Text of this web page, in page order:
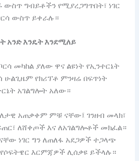
ግብይቶችን የሚያረጋግጥበት፣ ነገር
ውስጥ ይቀራሉ።
አንድ እንዴት እንደሚለይ
መካከል ያለው ዋና ልዩነት የኢንተርኔት
ሁልጊዜም የክሪፕቶ ምንዛሬ በፍጥነት
አገልግሎት አለው።
አጠቃቀም ምቹ ናቸው፤ ገንዘብ መላክ፣
ለሸቀጦች እና ለአገልግሎቶች መክፈል።
ነገር ግን ለጠለፋ አደጋዎች ተጋላጭ
እርምጃዎች ሊሰቃዩ ይችላሉ።